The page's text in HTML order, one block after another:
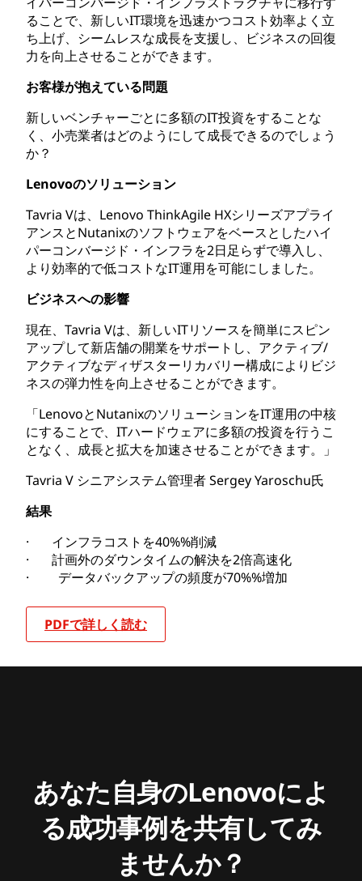
ることで、新しいIT環境を迅速かつコスト効率よく立
ち上げ、シームレスな成長を支援し、ビジネスの回復
力を向上させることができます。
お客様が抱えている問題
新しいベンチャーごとに多額のIT投資をすることな
く、小売業者はどのようにして成長できるのでしょう
か？
Lenovoのソリューション
Tavria Vは、Lenovo ThinkAgile HXシリーズアプライ
アンスとNutanixのソフトウェアをベースとしたハイ
パーコンバージド・インフラを2日足らずで導入し、
より効率的で低コストなIT運用を可能にしました。
ビジネスへの影響
現在、Tavria Vは、新しいITリソースを簡単にスピン
アップして新店舗の開業をサポートし、アクティブ/
アクティブなディザスターリカバリー構成によりビジ
ネスの弾力性を向上させることができます。
「LenovoとNutanixのソリューションをIT運用の中核
にすることで、ITハードウェアに多額の投資を行うこ
となく、成長と拡大を加速させることができます。」
Tavria V シニアシステム管理者 Sergey Yaroschu氏
結果
· インフラコストを40%%削減
· 計画外のダウンタイムの解決を2倍高速化
· データバックアップの頻度が70%%増加
PDFで詳しく読む
あなた自身のLenovoによ
る成功事例を共有してみ
ませんか？